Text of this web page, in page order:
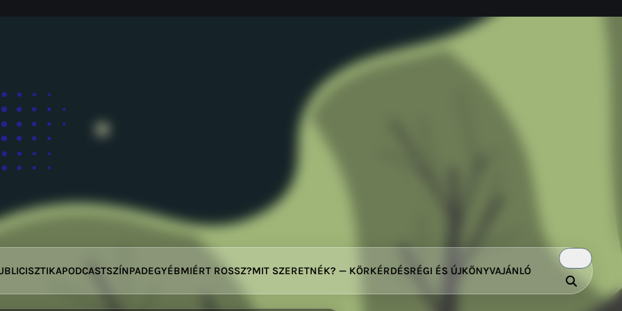
PODCASTSZÍNPADEGYÉBMIÉRT ROSSZ?MIT SZERETNÉK? — KÖRKÉRDÉSRÉGI ÉS ÚJKÖNYVAJÁNLÓ